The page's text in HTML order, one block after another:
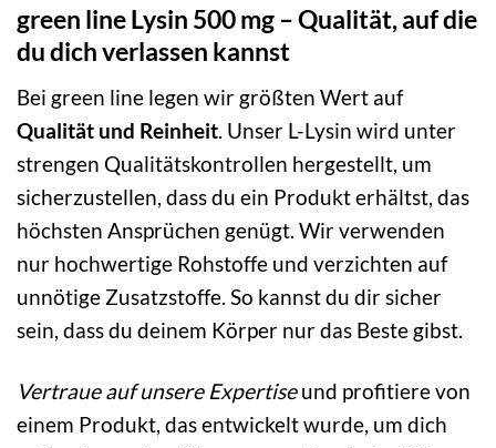
green line Lysin 500 mg – Qualität, auf die
du dich verlassen kannst
Bei green line legen wir größten Wert auf
Qualität und Reinheit. Unser L-Lysin wird unter
strengen Qualitätskontrollen hergestellt, um
sicherzustellen, dass du ein Produkt erhältst, das
höchsten Ansprüchen genügt. Wir verwenden
nur hochwertige Rohstoffe und verzichten auf
unnötige Zusatzstoffe. So kannst du dir sicher
sein, dass du deinem Körper nur das Beste gibst.
Vertraue auf unsere Expertiseund profitiere von
einem Produkt, das entwickelt wurde, um dich